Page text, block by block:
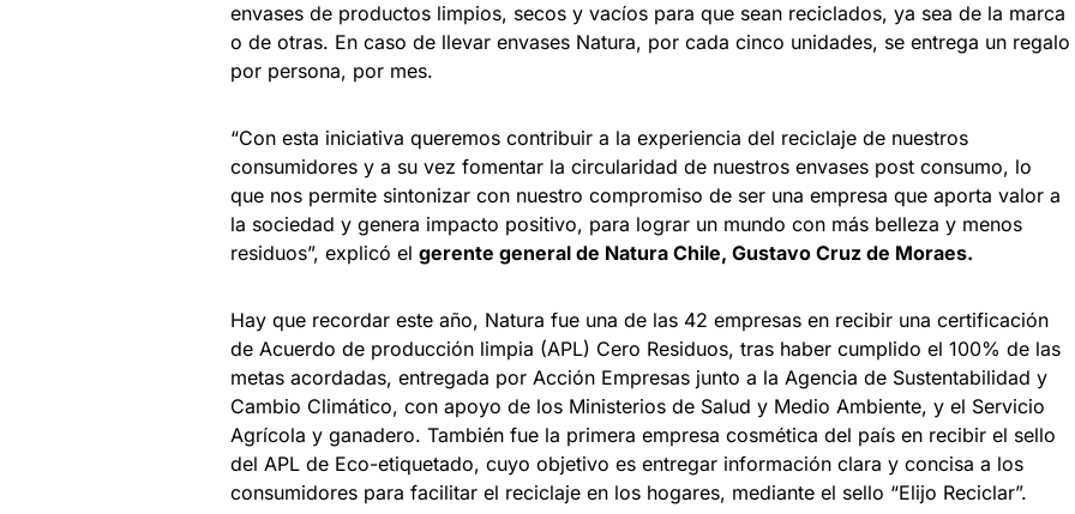
envases de productos limpios, secos y vacíos para que sean reciclados, ya sea de la marca
o de otras. En caso de llevar envases Natura, por cada cinco unidades, se entrega un regalo
por persona, por mes.
“Con esta iniciativa queremos contribuir a la experiencia del reciclaje de nuestros
consumidores y a su vez fomentar la circularidad de nuestros envases post consumo, lo
que nos permite sintonizar con nuestro compromiso de ser una empresa que aporta valor a
la sociedad y genera impacto positivo, para lograr un mundo con más belleza y menos
residuos”, explicó el gerente general de Natura Chile, Gustavo Cruz de Moraes.
Hay que recordar este año, Natura fue una de las 42 empresas en recibir una certificación
de Acuerdo de producción limpia (APL) Cero Residuos, tras haber cumplido el 100% de las
metas acordadas, entregada por Acción Empresas junto a la Agencia de Sustentabilidad y
Cambio Climático, con apoyo de los Ministerios de Salud y Medio Ambiente, y el Servicio
Agrícola y ganadero. También fue la primera empresa cosmética del país en recibir el sello
del APL de Eco-etiquetado, cuyo objetivo es entregar información clara y concisa a los
consumidores para facilitar el reciclaje en los hogares, mediante el sello “Elijo Reciclar”.